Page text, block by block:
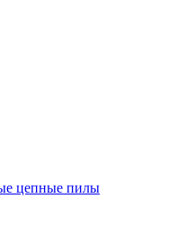
цепные пилы